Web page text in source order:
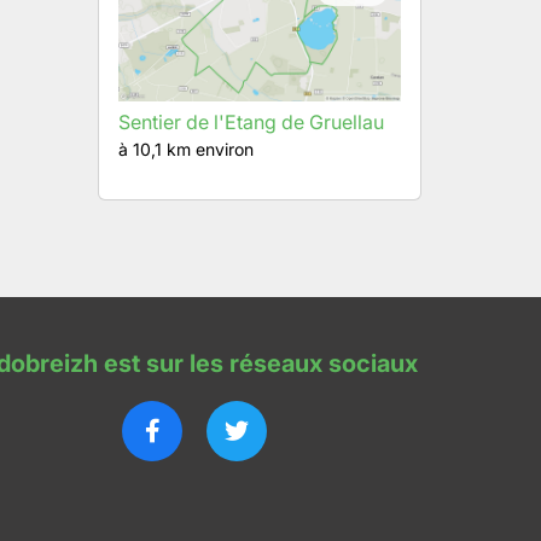
Sentier de l'Etang de Gruellau
à 10,1 km environ
est sur les réseaux sociaux